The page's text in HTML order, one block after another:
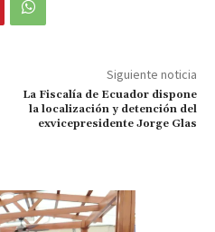
Siguiente noticia
La Fiscalía de Ecuador dispone
la localización y detención del
exvicepresidente Jorge Glas